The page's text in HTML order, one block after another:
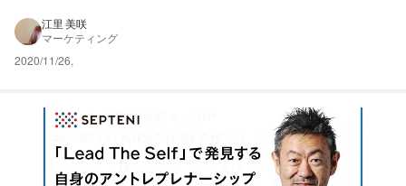
表彰式を行っています。 現在も、在宅勤務推奨を継続中のため、前回
実施した6月同様、今回もフルオンライン（Zoom...
江里 美咲
マーケティング
2020/11/26,